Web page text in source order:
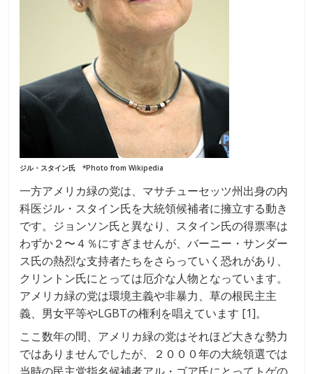
ジル・スタイン氏 *Photo from Wikipedia
一方アメリカ緑の党は、マサチューセッツ州出身の内
科医ジル・スタイン氏を大統領候補者に擁立する動き
です。ジョンソン氏と異なり、スタイン氏の得票率は
わずか２〜４％にすぎませんが、バーニー・サンダー
ス氏の熱烈な支持者たちをさらっていく恐れがあり、
クリントン氏にとっては厄介な人物となっています。
アメリカ緑の党は環境主義や非暴力、草の根民主主
義、男女平等やLGBTの権利を唱えています [1]。
ここ数年の間、アメリカ緑の党はそれほど大きな勢力
ではありませんでしたが、２０００年の大統領選では
当時の民主党指名候補者アル・ゴア氏にとってトゲの